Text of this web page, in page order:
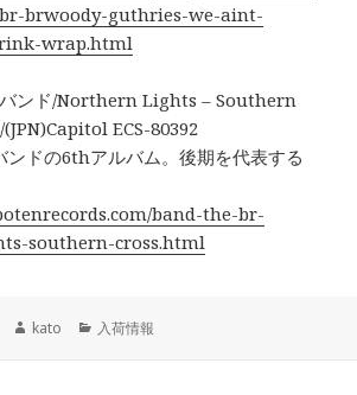
brwoody-guthries-we-aint-
wrap.html
ンド/Northern Lights – Southern
ECS-80392
ンドの6thアルバム。後期を代表する
band-the-br-
southern-cross.html
作
kato
カ
入荷情報